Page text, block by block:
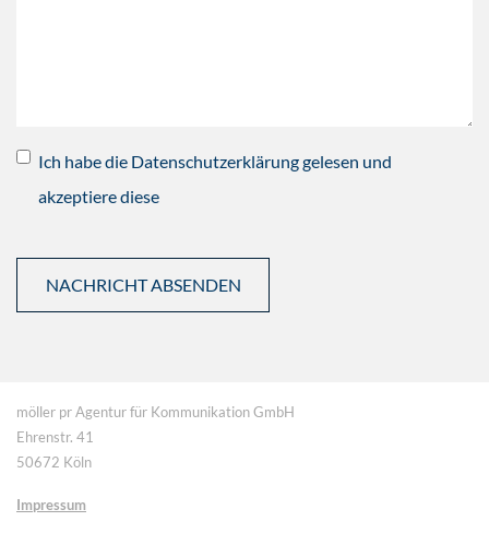
Ich habe die Datenschutzerklärung gelesen und
akzeptiere diese
möller pr Agentur für Kommunikation GmbH
Ehrenstr. 41
50672 Köln
Impressum